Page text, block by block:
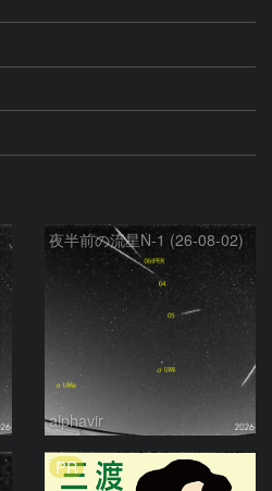
夜半前の流星N-1 (26-08-02)
alphavir
PR